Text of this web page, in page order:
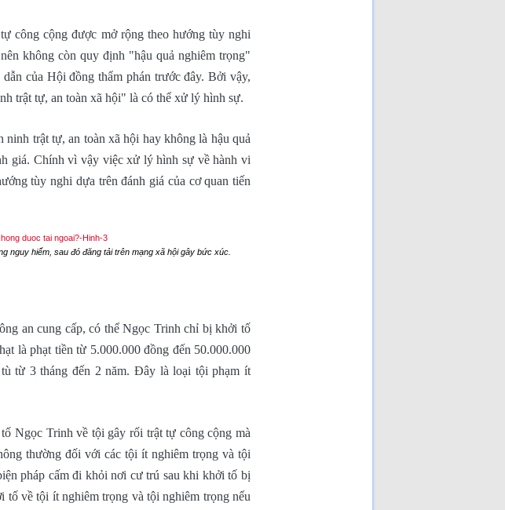
công cộng được mở rộng theo hướng tùy nghi
không còn quy định "hậu quả nghiêm trọng"
của Hội đồng thẩm phán trước đây. Bởi vậy,
trật tự, an toàn xã hội" là có thể xử lý hình sự.
trật tự, an toàn xã hội hay không là hậu quả
giá. Chính vì vậy việc xử lý hình sự về hành vi
tùy nghi dựa trên đánh giá của cơ quan tiến
nguy hiểm, sau đó đăng tải trên mạng xã hội gây bức xúc.
an cung cấp, có thể Ngọc Trinh chỉ bị khởi tố
là phạt tiền từ 5.000.000 đồng đến 50.000.000
từ 3 tháng đến 2 năm. Đây là loại tội phạm ít
Ngọc Trinh về tội gây rối trật tự công cộng mà
thường đối với các tội ít nghiêm trọng và tội
pháp cấm đi khỏi nơi cư trú sau khi khởi tố bị
tố về tội ít nghiêm trọng và tội nghiêm trọng nếu